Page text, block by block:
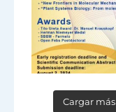
Cargar más